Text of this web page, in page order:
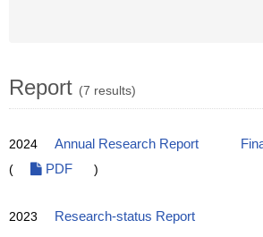
Report (7 results)
2024 Annual Research Report
(
PDF )
2023 Research-status Report